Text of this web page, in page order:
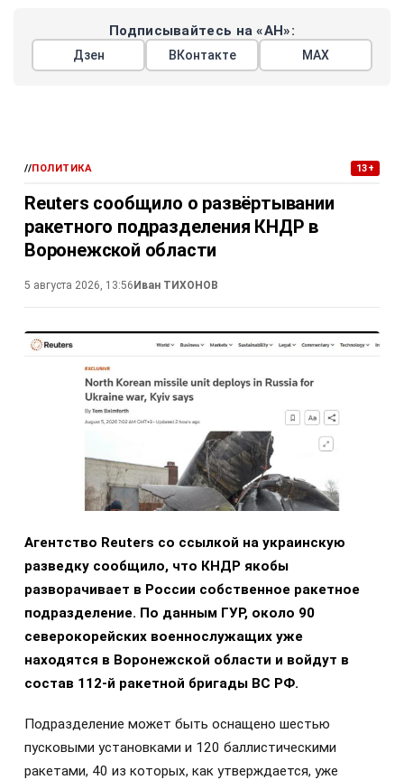
Подписывайтесь на «АН»:
Дзен ВКонтакте МАХ
//ПОЛИТИКА 13+
Reuters сообщило о развёртывании
ракетного подразделения КНДР в
Воронежской области
5 августа 2026, 13:56 Иван ТИХОНОВ
Агентство Reuters со ссылкой на украинскую
разведку сообщило, что КНДР якобы
разворачивает в России собственное ракетное
подразделение. По данным ГУР, около 90
северокорейских военнослужащих уже
находятся в Воронежской области и войдут в
состав 112-й ракетной бригады ВС РФ.
Подразделение может быть оснащено шестью
пусковыми установками и 120 баллистическими
ракетами, 40 из которых, как утверждается, уже